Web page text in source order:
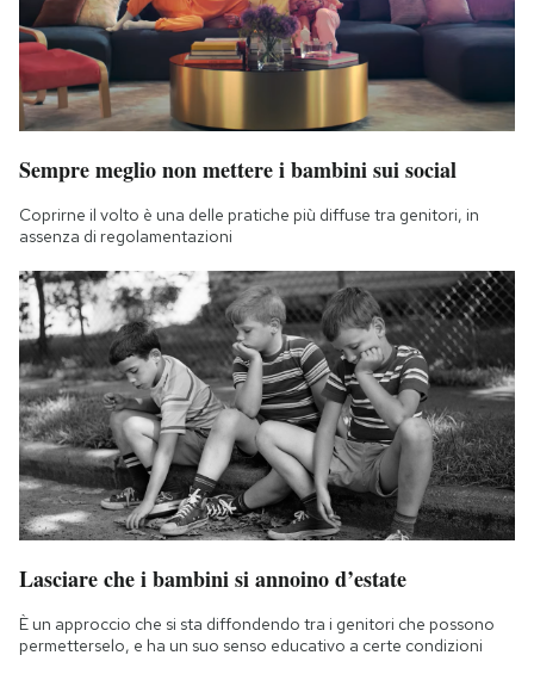
Sempre meglio non mettere i bambini sui social
Coprirne il volto è una delle pratiche più diffuse tra genitori, in
assenza di regolamentazioni
Lasciare che i bambini si annoino d’estate
È un approccio che si sta diffondendo tra i genitori che possono
permetterselo, e ha un suo senso educativo a certe condizioni